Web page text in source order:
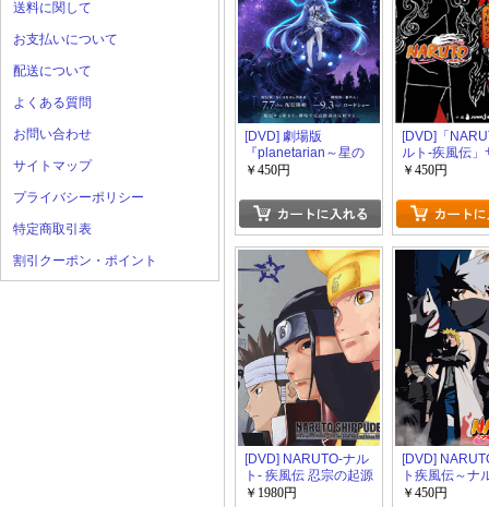
送料に関して
お支払いについて
配送について
よくある質問
お問い合わせ
サイトマップ
プライバシーポリシー
特定商取引表
割引クーポン・ポイント
[DVD] 劇場版
『planetarian～星の
人～』
￥450円
[DVD]「
ルト-疾風伝」
真伝 来光篇
￥450円
[DVD] NARUTO-ナル
ト- 疾風伝 忍宗の起源
~二つの魂インドラ・
￥1980円
[DVD]
ト疾風伝～ナ
結婚～
￥450円